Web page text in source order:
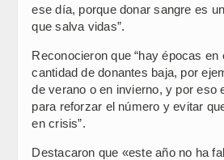
ese día, porque donar sangre es
que salva vidas”.
Reconocieron que “hay épocas en
cantidad de donantes baja, por
de verano o en invierno, y por eso
para reforzar el número y evitar
en crisis”.
Destacaron que «este año no ha